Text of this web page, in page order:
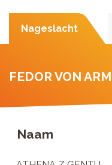
Nageslacht
FEDOR VON
Naam